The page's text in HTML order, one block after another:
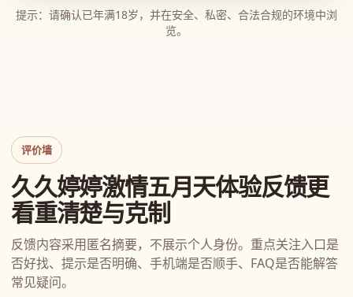
提示：请确认已年满18岁，并在安全、私密、合法合规的环境中浏
览。
评价墙
久久婷婷激情五月天体验反馈更
看重清楚与克制
反馈内容采用匿名摘要，不展示个人身份。重点关注入口是
否好找、提示是否明确、手机端是否顺手、FAQ是否能解答
常见疑问。